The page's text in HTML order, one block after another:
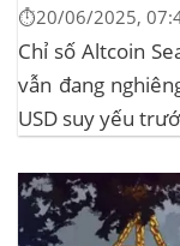
⏱️20/06/2025,
Chỉ số Altcoin
vẫn đang
USD suy yếu
Sự kiện Chi tiết